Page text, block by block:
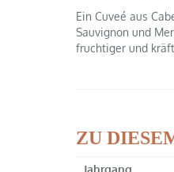
Ein Cuveé aus
Sauvignon und
fruchtiger und
ZU
Jahrgang